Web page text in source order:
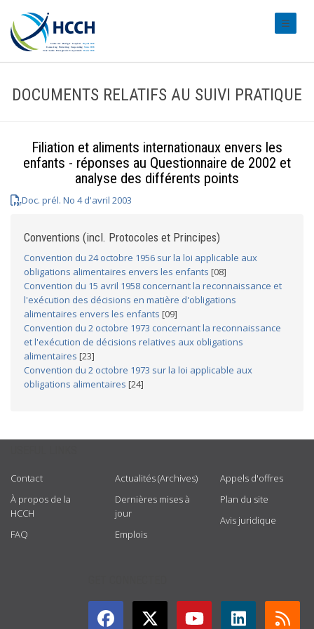
DOCUMENTS RELATIFS AU SUIVI PRATIQUE
Filiation et aliments internationaux envers les
enfants - réponses au Questionnaire de 2002 et
analyse des différents points
Doc. prél. No 4 d'avril 2003
Conventions (incl. Protocoles et Principes)
Convention du 24 octobre 1956 sur la loi applicable aux
obligations alimentaires envers les enfants [08]
Convention du 15 avril 1958 concernant la reconnaissance et
l'exécution des décisions en matière d'obligations
alimentaires envers les enfants [09]
Convention du 2 octobre 1973 concernant la reconnaissance
et l'exécution de décisions relatives aux obligations
alimentaires [23]
Convention du 2 octobre 1973 sur la loi applicable aux
obligations alimentaires [24]
Contact
À propos de la
HCCH
FAQ
Actualités (Archives)
Dernières mises à
jour
Emplois
Appels d'offres
Plan du site
Avis juridique